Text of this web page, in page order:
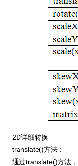
2D详细转换
translate()方法：
通过translate()方法，